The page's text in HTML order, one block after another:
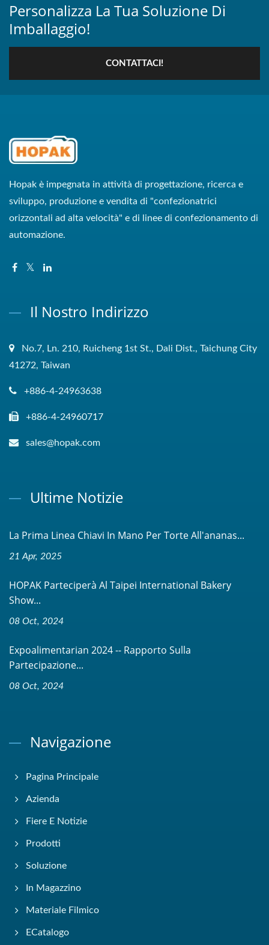
Personalizza La Tua Soluzione Di
Imballaggio!
CONTATTACI!
Hopak è impegnata in attività di progettazione, ricerca e
sviluppo, produzione e vendita di "confezionatrici
orizzontali ad alta velocità" e di linee di confezionamento di
automazione.
Il Nostro Indirizzo
No.7, Ln. 210, Ruicheng 1st St., Dali Dist., Taichung City
41272, Taiwan
+886-4-24963638
+886-4-24960717
sales@hopak.com
Ultime Notizie
La Prima Linea Chiavi In Mano Per Torte All'ananas...
21 Apr, 2025
HOPAK Parteciperà Al Taipei International Bakery
Show...
08 Oct, 2024
Expoalimentarian 2024 -- Rapporto Sulla
Partecipazione...
08 Oct, 2024
Navigazione
Pagina Principale
Azienda
Fiere E Notizie
Prodotti
Soluzione
In Magazzino
Materiale Filmico
ECatalogo